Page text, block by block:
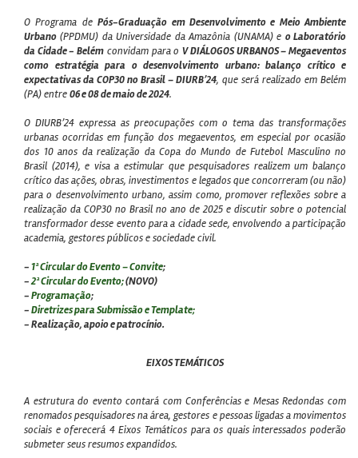
O Programa dePós-Graduação em Desenvolvimento e Meio Ambiente
Urbano (PPDMU) da Universidade da Amazônia (UNAMA) e o Laboratório
da Cidade - Belém convidam para oV DIÁLOGOS URBANOS – Megaeventos
como estratégia para o desenvolvimento urbano: balanço crítico e
expectativas da COP30 no Brasil – DIURB’24, que será realizado em Belém
(PA) entre06 e 08 de maio de 2024.
O DIURB’24 expressa as preocupações com o tema das transformações
urbanas ocorridas em função dos megaeventos, em especial por ocasião
dos 10 anos da realização da Copa do Mundo de Futebol Masculino no
Brasil (2014), e visa a estimular que pesquisadores realizem um balanço
crítico das ações, obras, investimentos e legados que concorreram (ou não)
para o desenvolvimento urbano, assim como, promover reflexões sobre a
realização da COP30 no Brasil no ano de 2025 e discutir sobre o potencial
transformador desse evento para a cidade sede, envolvendo a participação
academia, gestores públicos e sociedade civil.
-1ª Circular do Evento – Convite;
-2ª Circular do Evento;(NOVO)
-Programação;
-Diretrizes para Submissão e Template;
- Realização, apoio e patrocínio.
EIXOS TEMÁTICOS
A estrutura do evento contará com Conferências e Mesas Redondas com
renomados pesquisadores na área, gestores e pessoas ligadas a movimentos
sociais e oferecerá 4 Eixos Temáticos para os quais interessados poderão
submeter seus resumos expandidos.